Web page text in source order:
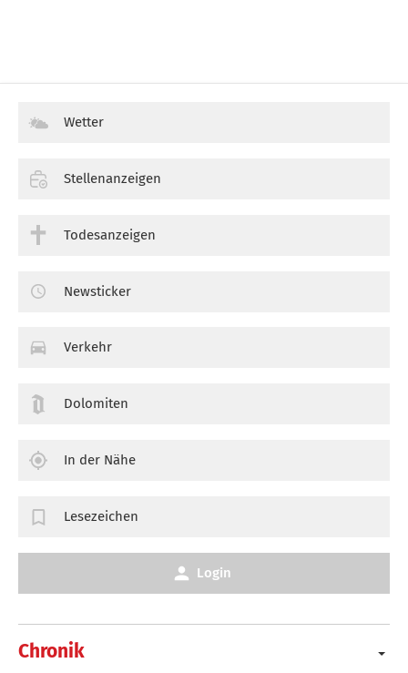
Chronik
Wetter
Stellenanzeigen
Todesanzeigen
Newsticker
Verkehr
Dolomiten
In der Nähe
Lesezeichen
Login